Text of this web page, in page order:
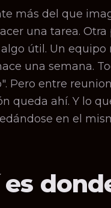
más del que
una tarea.
útil. Un
una semana.
Pero entre
queda ahí. Y lo
en el
es